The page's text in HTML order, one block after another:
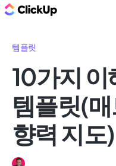
템플릿
10가지
템플릿(
향력 지도)